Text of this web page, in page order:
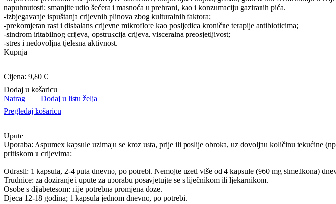
napuhnutosti: smanjite udio šećera i masnoća u prehrani, kao i konzumaciju gaziranih pića.
-izbjegavanje ispuštanja crijevnih plinova zbog kulturalnih faktora;
-prekomjeran rast i disbalans crijevne mikroflore kao posljedica kronične terapije antibioticima;
-sindrom iritabilnog crijeva, opstrukcija crijeva, visceralna preosjetljivost;
-stres i nedovoljna tjelesna aktivnost.
Kupnja
Cijena: 9,80 €
Dodaj u košaricu
Natrag
Dodaj u listu želja
Pregledaj košaricu
Upute
Uporaba: Aspumex kapsule uzimaju se kroz usta, prije ili poslije obroka, uz dovoljnu količinu tekućine
pritiskom u crijevima:
Odrasli: 1 kapsula, 2-4 puta dnevno, po potrebi. Nemojte uzeti više od 4 kapsule (960 mg simetikona)
Trudnice: za doziranje i upute za uporabu posavjetujte se s liječnikom ili ljekarnikom.
Osobe s dijabetesom: nije potrebna promjena doze.
Djeca 12-18 godina; 1 kapsula jednom dnevno, po potrebi.